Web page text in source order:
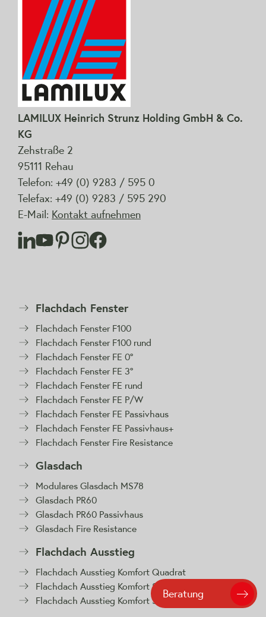
Beratung
LAMILUX Heinrich Strunz Holding GmbH & Co.
KG
Zehstraße 2
95111 Rehau
Telefon: +49 (0) 9283 / 595 0
Telefax: +49 (0) 9283 / 595 290
E-Mail: Kontakt aufnehmen
Flachdach Fenster
Flachdach Fenster F100
Flachdach Fenster F100 rund
Flachdach Fenster FE 0°
Flachdach Fenster FE 3°
Flachdach Fenster FE rund
Flachdach Fenster FE P/W
Flachdach Fenster FE Passivhaus
Flachdach Fenster FE Passivhaus+
Flachdach Fenster Fire Resistance
Glasdach
Modulares Glasdach MS78
Glasdach PR60
Glasdach PR60 Passivhaus
Glasdach Fire Resistance
Flachdach Ausstieg
Flachdach Ausstieg Komfort Quadrat
Flachdach Ausstieg Komfort Swing
Flachdach Ausstieg Komfort Solo